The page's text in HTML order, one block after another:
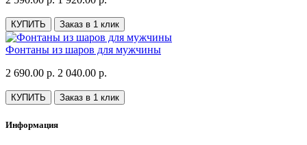
КУПИТЬ Заказ в 1 клик
Фонтаны из шаров для мужчины
2 690.00 р. 2 040.00 р.
КУПИТЬ Заказ в 1 клик
Информация